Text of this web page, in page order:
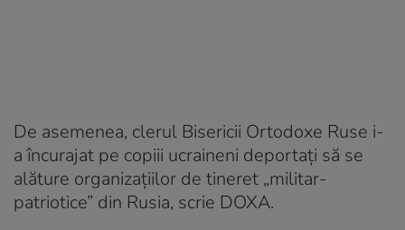
De asemenea, clerul Bisericii Ortodoxe Ruse i-
a încurajat pe copiii ucraineni deportați să se
alăture organizațiilor de tineret „militar-
patriotice” din Rusia, scrie DOXA.